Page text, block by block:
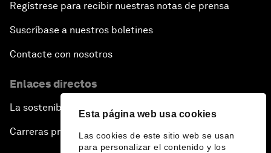
Esta página web usa cookies
Las cookies de este sitio web se usan
para personalizar el contenido y los
Regístrese para recibir nuestras notas de prensa
Suscríbase a nuestros boletines
Contacte con nosotros
Enlaces directos
La sostenibilidad en el Foro
Carreras profesionales